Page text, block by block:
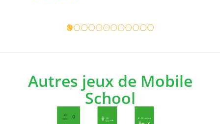
Détails du jeu
Autres jeux de Mobile
School